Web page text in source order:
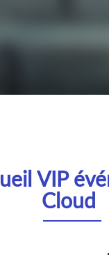
VIP
Cloud